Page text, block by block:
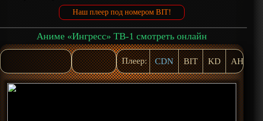
Наш плеер под номером BIT!
Аниме «Ингресс» ТВ-1 смотреть онлайн
Плеер: CDN BIT KD AH